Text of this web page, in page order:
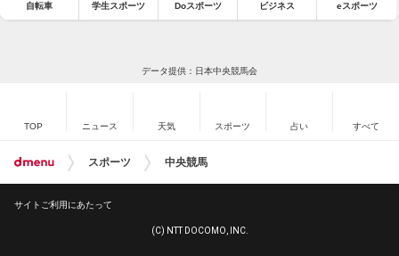
自転車 学生スポーツ Doスポーツ ビジネス eスポーツ
データ提供：日本中央競馬会
TOP ニュース 天気 スポーツ 占い すべて
スポーツ 中央競馬
サイトご利用にあたって
(C) NTT DOCOMO, INC.